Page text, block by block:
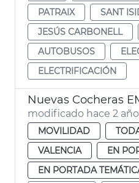
PATRAIX
SANT
JESÚS CARBONELL
AUTOBUSOS
ELECTRIFICACIÓN
Nuevas Cocheras
modificado hace 2
MOVILIDAD
VALENCIA
EN
EN PORTADA